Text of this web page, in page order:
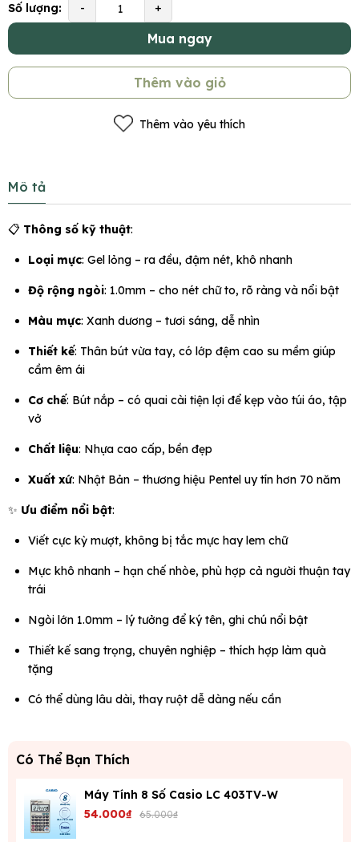
Số lượng: - +
Mua ngay
Thêm vào giỏ
Thêm vào yêu thích
Mô tả
📋 Thông số kỹ thuật:
Loại mực: Gel lỏng – ra đều, đậm nét, khô nhanh
Độ rộng ngòi: 1.0mm – cho nét chữ to, rõ ràng và nổi bật
Màu mực: Xanh dương – tươi sáng, dễ nhìn
Thiết kế: Thân bút vừa tay, có lớp đệm cao su mềm giúp
cầm êm ái
Cơ chế: Bút nắp – có quai cài tiện lợi để kẹp vào túi áo, tập
vở
Chất liệu: Nhựa cao cấp, bền đẹp
Xuất xứ: Nhật Bản – thương hiệu Pentel uy tín hơn 70 năm
✨ Ưu điểm nổi bật:
Viết cực kỳ mượt, không bị tắc mực hay lem chữ
Mực khô nhanh – hạn chế nhòe, phù hợp cả người thuận tay
trái
Ngòi lớn 1.0mm – lý tưởng để ký tên, ghi chú nổi bật
Thiết kế sang trọng, chuyên nghiệp – thích hợp làm quà
tặng
Có thể dùng lâu dài, thay ruột dễ dàng nếu cần
Có Thể Bạn Thích
Máy Tính 8 Số Casio LC 403TV-W
54.000₫ 65.000₫